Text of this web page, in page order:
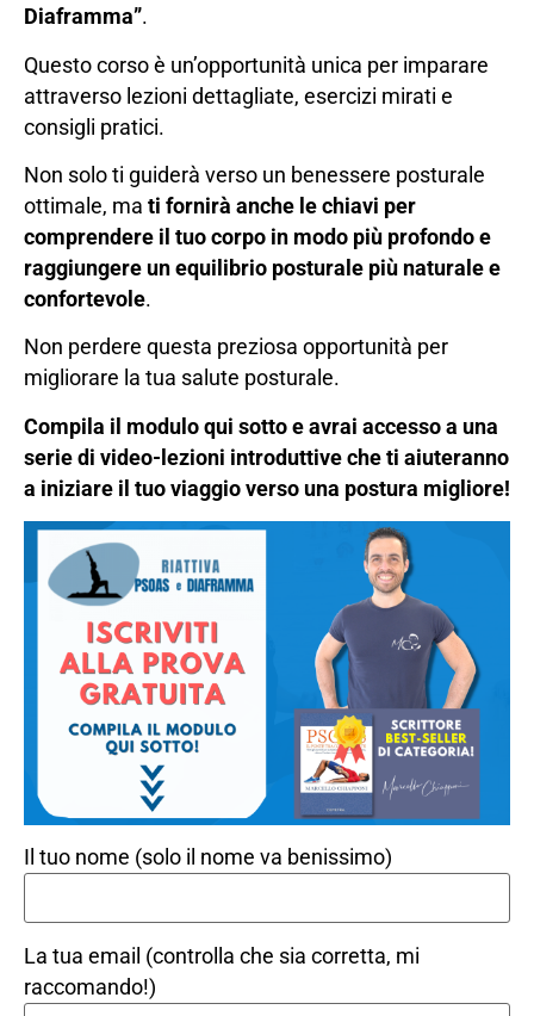
Diaframma”.
Questo corso è un’opportunità unica per imparare
attraverso lezioni dettagliate, esercizi mirati e
consigli pratici.
Non solo ti guiderà verso un benessere posturale
ottimale, ma ti fornirà anche le chiavi per
comprendere il tuo corpo in modo più profondo e
raggiungere un equilibrio posturale più naturale e
confortevole.
Non perdere questa preziosa opportunità per
migliorare la tua salute posturale.
Compila il modulo qui sotto e avrai accesso a una
serie di video-lezioni introduttive che ti aiuteranno
a iniziare il tuo viaggio verso una postura migliore!
Il tuo nome (solo il nome va benissimo)
La tua email (controlla che sia corretta, mi
raccomando!)